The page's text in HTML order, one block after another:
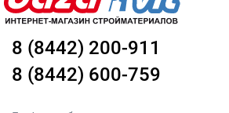
8 (8442) 200-911
8 (8442) 600-759